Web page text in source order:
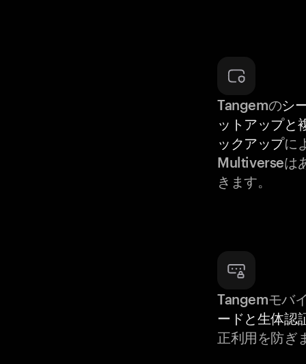
Tangemのシ
ットアップと
ックアップに
Multiverseは
きます。
Tangemモバ
ードと生体認
正利用を防ぎ